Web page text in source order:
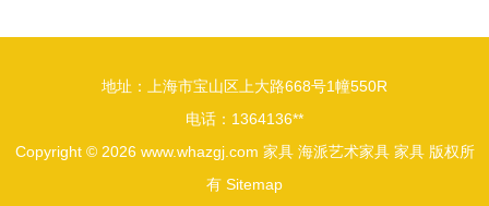
地址：上海市宝山区上大路668号1幢550R
电话：1364136**
Copyright © 2026 www.whazgj.com 家具 海派艺术家具 家具版权所
有 Sitemap